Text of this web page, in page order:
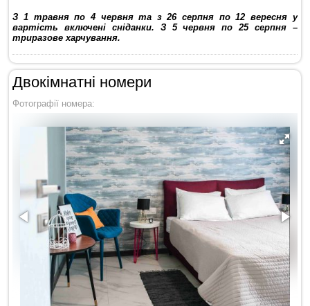
З 1 травня по 4 червня та з 26 серпня по 12 вересня у
вартість включені сніданки. З 5 червня по 25 серпня –
триразове харчування.
Двокімнатні номери
Фотографії номера: